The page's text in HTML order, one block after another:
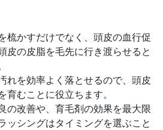
梳かすだけでなく、頭皮の血行促
皮の皮脂を毛先に行き渡らせると
れを効率よく落とせるので、頭皮
むことに役立ちます。
の改善や、育毛剤の効果を最大限
ッシングはタイミングを選ぶこと